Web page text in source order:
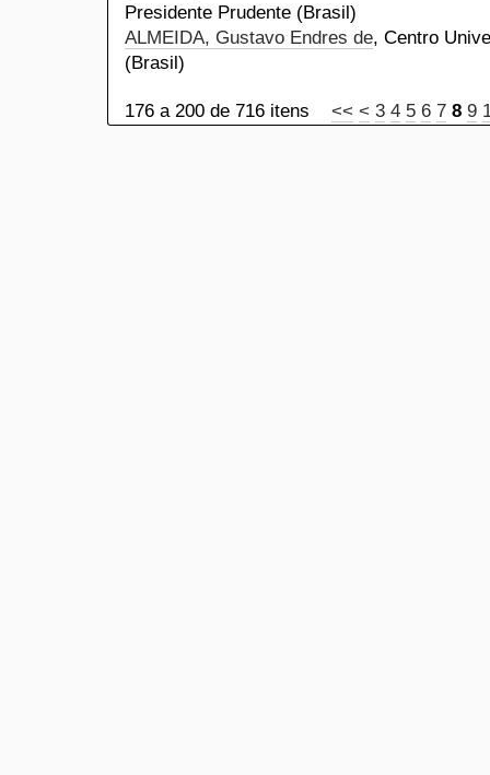
Presidente Prudente (Brasil)
ALMEIDA, Gustavo Endres de, Centro
(Brasil)
176 a 200 de 716 itens << < 3 4 5 6 7 8 9